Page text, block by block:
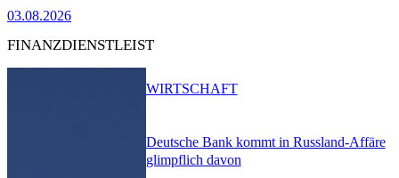
03.08.2026
FINANZDIENSTLEIST
Deutsche Bank kommt in Russland-Affäre
glimpflich davon
WIRTSCHAFT